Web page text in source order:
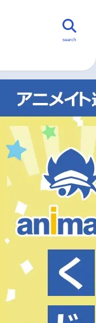
無料マンガ
search